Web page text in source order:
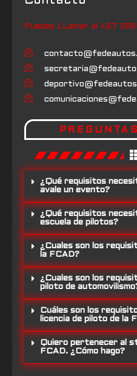
Puedes LLamar al +57
¿Qué requisitos
avale un evento?
¿Qué requisitos
escuela de pilotos?
¿Cuales son los
la FCAD?
¿Cuales son los
piloto de
Cuáles son los
licencia de piloto de la
Quiero pertenecer al
FCAD. ¿Cómo hago?